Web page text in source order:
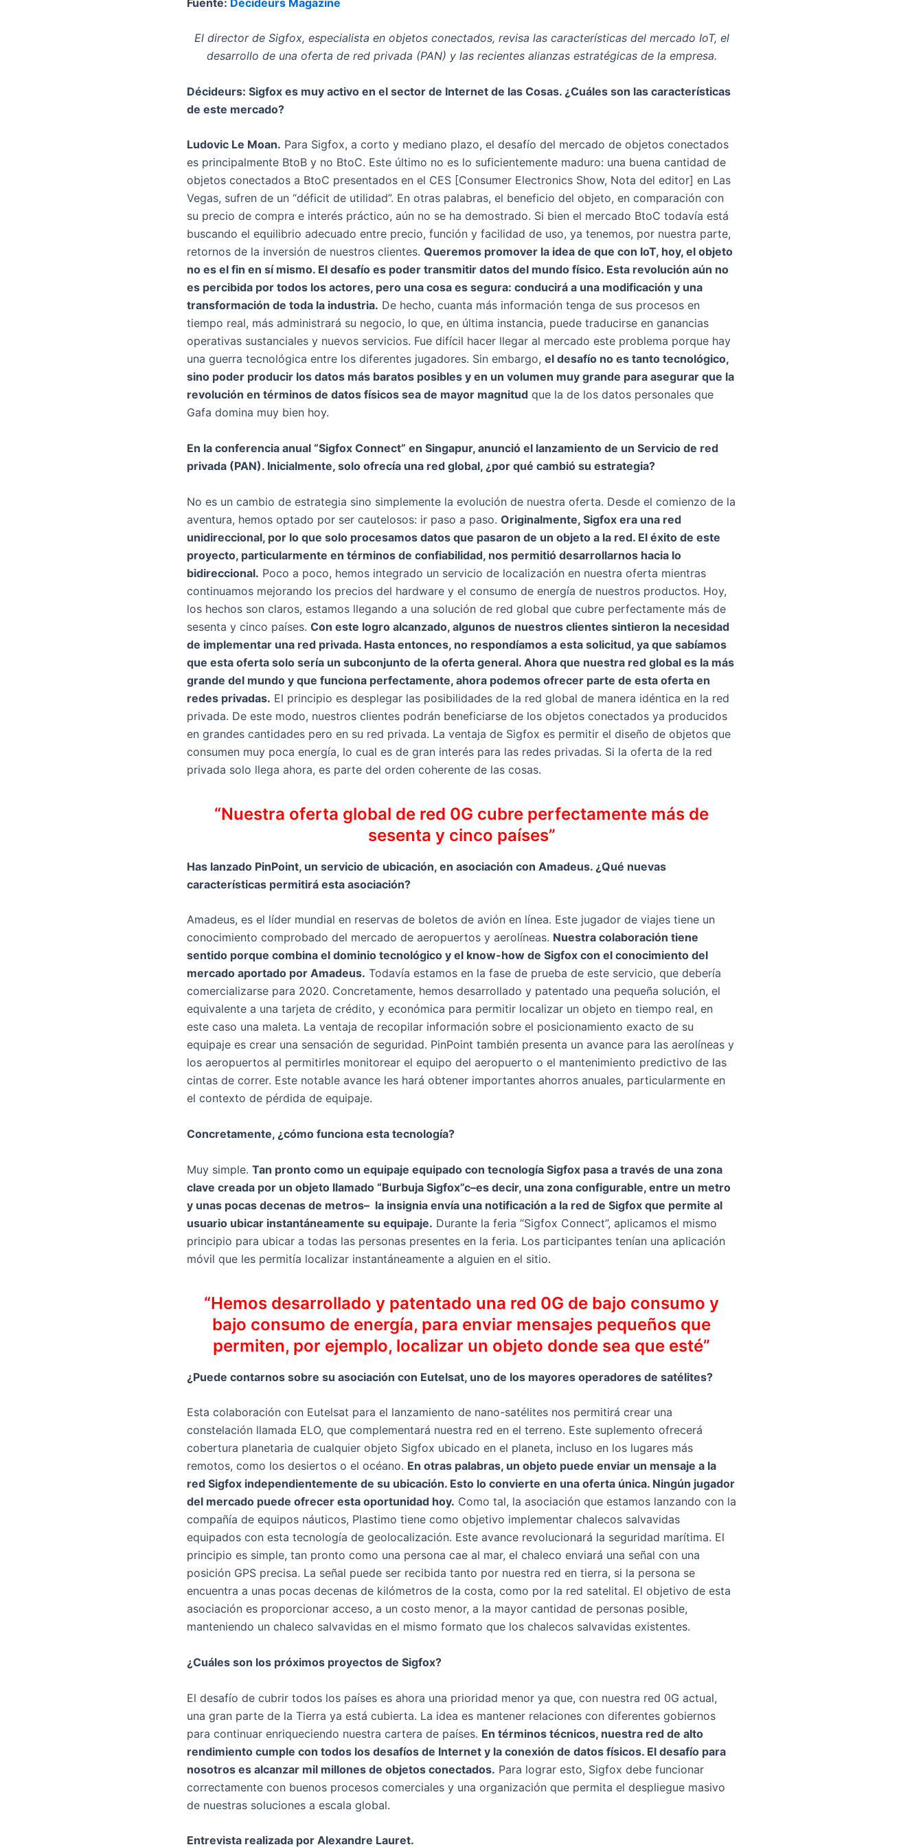
El director de Sigfox, especialista en objetos conectados, revisa las características del mercado IoT, el
desarrollo de una oferta de red privada (PAN) y las recientes alianzas estratégicas de la empresa.
Décideurs: Sigfox es muy activo en el sector de Internet de las Cosas. ¿Cuáles son las características
de este mercado?
Ludovic Le Moan. Para Sigfox, a corto y mediano plazo, el desafío del mercado de objetos conectados
es principalmente BtoB y no BtoC. Este último no es lo suficientemente maduro: una buena cantidad de
objetos conectados a BtoC presentados en el CES [Consumer Electronics Show, Nota del editor] en Las
Vegas, sufren de un “déficit de utilidad”. En otras palabras, el beneficio del objeto, en comparación con
su precio de compra e interés práctico, aún no se ha demostrado. Si bien el mercado BtoC todavía está
buscando el equilibrio adecuado entre precio, función y facilidad de uso, ya tenemos, por nuestra parte,
retornos de la inversión de nuestros clientes. Queremos promover la idea de que con IoT, hoy, el objeto
no es el fin en sí mismo. El desafío es poder transmitir datos del mundo físico. Esta revolución aún no
es percibida por todos los actores, pero una cosa es segura: conducirá a una modificación y una
transformación de toda la industria. De hecho, cuanta más información tenga de sus procesos en
tiempo real, más administrará su negocio, lo que, en última instancia, puede traducirse en ganancias
operativas sustanciales y nuevos servicios. Fue difícil hacer llegar al mercado este problema porque hay
una guerra tecnológica entre los diferentes jugadores. Sin embargo, el desafío no es tanto tecnológico,
sino poder producir los datos más baratos posibles y en un volumen muy grande para asegurar que la
revolución en términos de datos físicos sea de mayor magnitud que la de los datos personales que
Gafa domina muy bien hoy.
En la conferencia anual “Sigfox Connect” en Singapur, anunció el lanzamiento de un Servicio de red
privada (PAN). Inicialmente, solo ofrecía una red global, ¿por qué cambió su estrategia?
No es un cambio de estrategia sino simplemente la evolución de nuestra oferta. Desde el comienzo de la
aventura, hemos optado por ser cautelosos: ir paso a paso. Originalmente, Sigfox era una red
unidireccional, por lo que solo procesamos datos que pasaron de un objeto a la red. El éxito de este
proyecto, particularmente en términos de confiabilidad, nos permitió desarrollarnos hacia lo
bidireccional. Poco a poco, hemos integrado un servicio de localización en nuestra oferta mientras
continuamos mejorando los precios del hardware y el consumo de energía de nuestros productos. Hoy,
los hechos son claros, estamos llegando a una solución de red global que cubre perfectamente más de
sesenta y cinco países. Con este logro alcanzado, algunos de nuestros clientes sintieron la necesidad
de implementar una red privada. Hasta entonces, no respondíamos a esta solicitud, ya que sabíamos
que esta oferta solo sería un subconjunto de la oferta general. Ahora que nuestra red global es la más
grande del mundo y que funciona perfectamente, ahora podemos ofrecer parte de esta oferta en
redes privadas. El principio es desplegar las posibilidades de la red global de manera idéntica en la red
privada. De este modo, nuestros clientes podrán beneficiarse de los objetos conectados ya producidos
en grandes cantidades pero en su red privada. La ventaja de Sigfox es permitir el diseño de objetos que
consumen muy poca energía, lo cual es de gran interés para las redes privadas. Si la oferta de la red
privada solo llega ahora, es parte del orden coherente de las cosas.
“Nuestra oferta global de red 0G cubre perfectamente más de
sesenta y cinco países”
Has lanzado PinPoint, un servicio de ubicación, en asociación con Amadeus. ¿Qué nuevas
características permitirá esta asociación?
Amadeus, es el líder mundial en reservas de boletos de avión en línea. Este jugador de viajes tiene un
conocimiento comprobado del mercado de aeropuertos y aerolíneas. Nuestra colaboración tiene
sentido porque combina el dominio tecnológico y el know-how de Sigfox con el conocimiento del
mercado aportado por Amadeus. Todavía estamos en la fase de prueba de este servicio, que debería
comercializarse para 2020. Concretamente, hemos desarrollado y patentado una pequeña solución, el
equivalente a una tarjeta de crédito, y económica para permitir localizar un objeto en tiempo real, en
este caso una maleta. La ventaja de recopilar información sobre el posicionamiento exacto de su
equipaje es crear una sensación de seguridad. PinPoint también presenta un avance para las aerolíneas y
los aeropuertos al permitirles monitorear el equipo del aeropuerto o el mantenimiento predictivo de las
cintas de correr. Este notable avance les hará obtener importantes ahorros anuales, particularmente en
el contexto de pérdida de equipaje.
Concretamente, ¿cómo funciona esta tecnología?
Muy simple. Tan pronto como un equipaje equipado con tecnología Sigfox pasa a través de una zona
clave creada por un objeto llamado “Burbuja Sigfox”c–es decir, una zona configurable, entre un metro
y unas pocas decenas de metros– la insignia envía una notificación a la red de Sigfox que permite al
usuario ubicar instantáneamente su equipaje. Durante la feria “Sigfox Connect”, aplicamos el mismo
principio para ubicar a todas las personas presentes en la feria. Los participantes tenían una aplicación
móvil que les permitía localizar instantáneamente a alguien en el sitio.
“Hemos desarrollado y patentado una red 0G de bajo consumo y
bajo consumo de energía, para enviar mensajes pequeños que
permiten, por ejemplo, localizar un objeto donde sea que esté”
¿Puede contarnos sobre su asociación con Eutelsat, uno de los mayores operadores de satélites?
Esta colaboración con Eutelsat para el lanzamiento de nano-satélites nos permitirá crear una
constelación llamada ELO, que complementará nuestra red en el terreno. Este suplemento ofrecerá
cobertura planetaria de cualquier objeto Sigfox ubicado en el planeta, incluso en los lugares más
remotos, como los desiertos o el océano. En otras palabras, un objeto puede enviar un mensaje a la
red Sigfox independientemente de su ubicación. Esto lo convierte en una oferta única. Ningún jugador
del mercado puede ofrecer esta oportunidad hoy. Como tal, la asociación que estamos lanzando con la
compañía de equipos náuticos, Plastimo tiene como objetivo implementar chalecos salvavidas
equipados con esta tecnología de geolocalización. Este avance revolucionará la seguridad marítima. El
principio es simple, tan pronto como una persona cae al mar, el chaleco enviará una señal con una
posición GPS precisa. La señal puede ser recibida tanto por nuestra red en tierra, si la persona se
encuentra a unas pocas decenas de kilómetros de la costa, como por la red satelital. El objetivo de esta
asociación es proporcionar acceso, a un costo menor, a la mayor cantidad de personas posible,
manteniendo un chaleco salvavidas en el mismo formato que los chalecos salvavidas existentes.
¿Cuáles son los próximos proyectos de Sigfox?
El desafío de cubrir todos los países es ahora una prioridad menor ya que, con nuestra red 0G actual,
una gran parte de la Tierra ya está cubierta. La idea es mantener relaciones con diferentes gobiernos
para continuar enriqueciendo nuestra cartera de países. En términos técnicos, nuestra red de alto
rendimiento cumple con todos los desafíos de Internet y la conexión de datos físicos. El desafío para
nosotros es alcanzar mil millones de objetos conectados. Para lograr esto, Sigfox debe funcionar
correctamente con buenos procesos comerciales y una organización que permita el despliegue masivo
de nuestras soluciones a escala global.
Entrevista realizada por Alexandre Lauret.